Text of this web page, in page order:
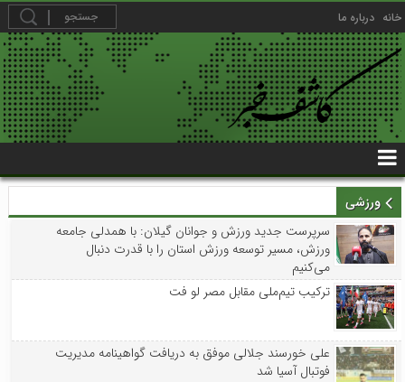
خانه درباره ما
ورزشی
سرپرست جدید ورزش و جوانان گیلان: با همدلی جامعه
ورزش، مسیر توسعه ورزش استان را با قدرت دنبال
می‌کنیم
ترکیب تیم‌ملی مقابل مصر لو فت
علی خورسند جلالی موفق به دریافت گواهینامه مدیریت
فوتبال آسیا شد